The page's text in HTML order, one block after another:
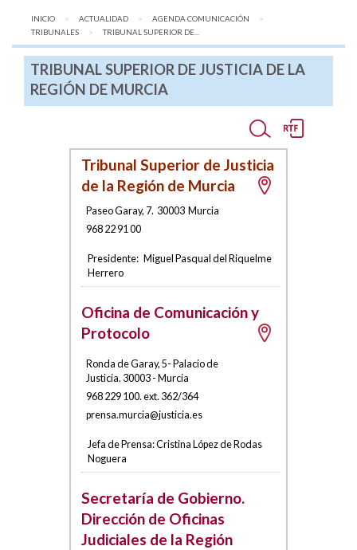
INICIO ACTUALIDAD
AGENDA COMUNICACIÓN
TRIBUNALES
AQUÍ:
TRIBUNAL SUPERIOR DE...
TRIBUNAL SUPERIOR DE JUSTICIA DE LA
REGIÓN DE MURCIA
Tribunal Superior de Justicia
de la Región de Murcia
Paseo Garay, 7. 30003 Murcia
968 22 91 00
Presidente: Miguel Pasqual del Riquelme
Herrero
Oficina de Comunicación y
Protocolo
Ronda de Garay, 5- Palacio de
Justicia. 30003-Murcia
968 229 100. ext. 362/364
prensa.murcia@justicia.es
Jefa de Prensa:Cristina López de Rodas
Noguera
Secretaría de Gobierno.
Dirección de Oficinas
Judiciales de la Región